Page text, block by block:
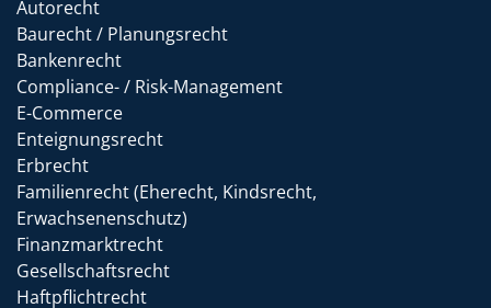
Autorecht
Baurecht / Planungsrecht
Bankenrecht
Compliance- / Risk-Management
E-Commerce
Enteignungsrecht
Erbrecht
Familienrecht (Eherecht, Kindsrecht,
Erwachsenenschutz)
Finanzmarktrecht
Gesellschaftsrecht
Haftpflichtrecht